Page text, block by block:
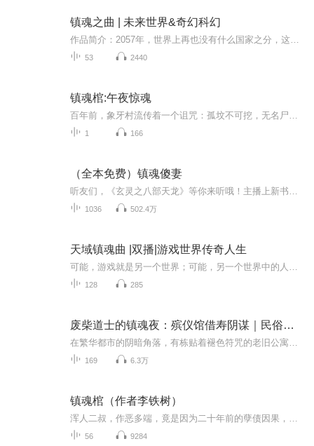
镇魂之曲 | 未来世界&奇幻科幻
53 2440
镇魂棺:午夜惊魂
1 166
（全本免费）镇魂傻妻
1036 502.4万
天域镇魂曲 |双播|游戏世界传奇人生
128 285
废柴道士的镇魂夜：殡仪馆借寿阴谋｜民俗禁忌｜镇魂禁忌
169 6.3万
镇魂棺（作者李铁树）
56 9284